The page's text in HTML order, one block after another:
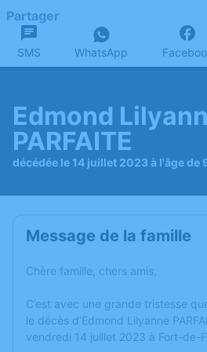
Partager
SMS WhatsApp
Edmond
PARFAITE
décédée le 14 juillet 2023 à l'âge de
Message de la famille
Chère famille, chers amis,
C’est avec une grande tristesse
le décès d’Edmond Lilyanne
vendredi 14 juillet 2023 à Fort-de-